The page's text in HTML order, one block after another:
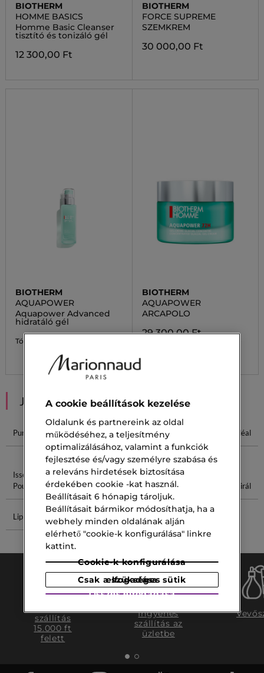
BIOTHERM
HOMME BASICS
Homme Basic Cleanser
tisztító és tonizáló gél
12 300,00 Ft
BIOTHERM
FORCE SUPREME
SZEMKREM
30 000,00 Ft
BIOTHERM
AQUAPOWER
Aquapower Advanced
hidratáló gél
Tól
2 kiszerelésben
BIOTHERM
AQUAPOWER
ARCAPOLO
29 300,00 Ft
JAVASOLT NEKED
Pure Golden
Szemöldök
Gél
Biotherm
Homme
L'Homme Idéal
Issey Miyake
Pour Homme
Versace
Homme
Hermès 50
Szempillaspirál
Lip Stain
Habzó
Arclemosó
szállítás
15.000 ft
felett
Ingyenes
szállítás az
üzletbe
A cookie beállítások kezelése
Oldalunk és partnereink az oldal
működéséhez, a teljesítmény
optimalizálásához, valamint a funkciók
fejlesztése és/vagy személyre szabása és
a releváns hirdetések biztosítása
érdekében cookie -kat használ.
Beállításait 6 hónapig tároljuk.
Beállításait bármikor módosíthatja, ha a
webhely minden oldalának alján
elérhető "cookie-k konfigurálása" linkre
kattint.
Cookie-k konfigurálása
Csak a szükséges sütik elfogadása
Összes elfogadása